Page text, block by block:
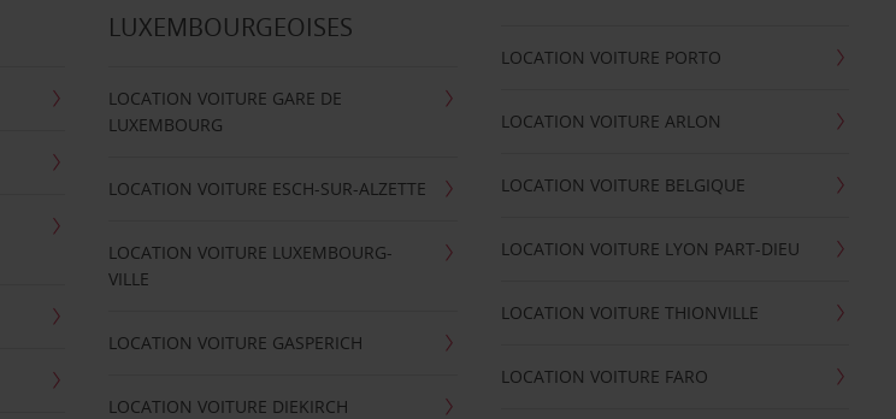
LUXEMBOURGEOISES
LOCATION VOITURE GARE DE
LUXEMBOURG
LOCATION VOITURE ESCH-SUR-ALZETTE
LOCATION VOITURE LUXEMBOURG-
VILLE
LOCATION VOITURE GASPERICH
LOCATION VOITURE DIEKIRCH
LOCATION VOITURE PORTO
LOCATION VOITURE ARLON
LOCATION VOITURE BELGIQUE
LOCATION VOITURE LYON PART-DIEU
LOCATION VOITURE THIONVILLE
LOCATION VOITURE FARO